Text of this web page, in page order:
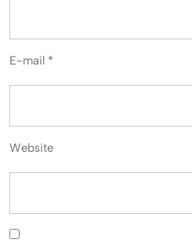
E-mail *
Website